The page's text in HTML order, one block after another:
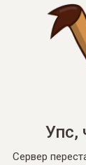
Упс,
Сервер